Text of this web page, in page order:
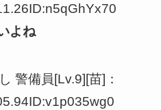
よね
警備員[Lv.9][苗]：